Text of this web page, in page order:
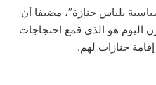
بلباس جنازة”، مضيفا أن
اليوم هو الذي قمع احتجاجات
جنازات لهم.